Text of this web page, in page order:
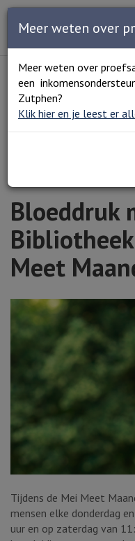
Open en sluit
Menu
Lees voor
Uitleg woorden
Simpele tekst
Home
Bloeddruk
Mei Meet Maand
Bloeddruk
Meet
Tijdens de Mei Meet
mensen elke donderdag
uur en op zaterdag van
Meer weten over
Meer weten over
een
Zutphen?
Klik hier en je leest er